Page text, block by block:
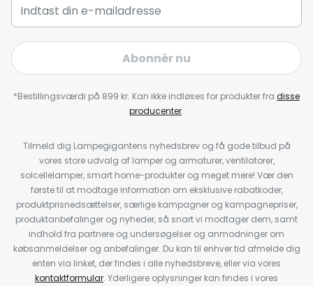
Abonnér nu
*Bestillingsværdi på 899 kr. Kan ikke indløses for produkter fra disse
producenter.
Tilmeld dig Lampegigantens nyhedsbrev og få gode tilbud på
vores store udvalg af lamper og armaturer, ventilatorer,
solcellelamper, smart home-produkter og meget mere! Vær den
første til at modtage information om eksklusive rabatkoder,
produktprisnedsættelser, særlige kampagner og kampagnepriser,
produktanbefalinger og nyheder, så snart vi modtager dem, samt
indhold fra partnere og undersøgelser og anmodninger om
købsanmeldelser og anbefalinger. Du kan til enhver tid afmelde dig
enten via linket, der findes i alle nyhedsbreve, eller via vores
kontaktformular. Yderligere oplysninger kan findes i vores